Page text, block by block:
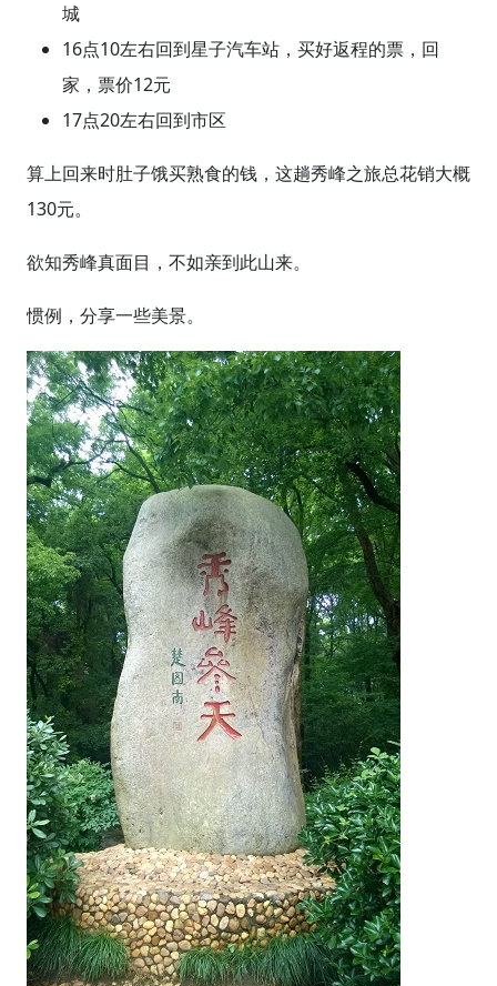
城
16点10左右回到星子汽车站，买好返程的票，回
家，票价12元
17点20左右回到市区
算上回来时肚子饿买熟食的钱，这趟秀峰之旅总花销大概
130元。
欲知秀峰真面目，不如亲到此山来。
惯例，分享一些美景。